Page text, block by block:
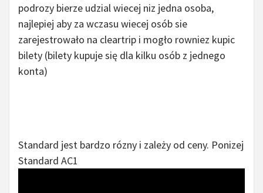
podrozy bierze udzial wiecej niz jedna osoba,
najlepiej aby za wczasu wiecej osób sie
zarejestrowało na cleartrip i mogło rowniez kupic
bilety (bilety kupuje się dla kilku osób z jednego
konta)
Standard jest bardzo rózny i zależy od ceny. Ponizej
Standard AC1